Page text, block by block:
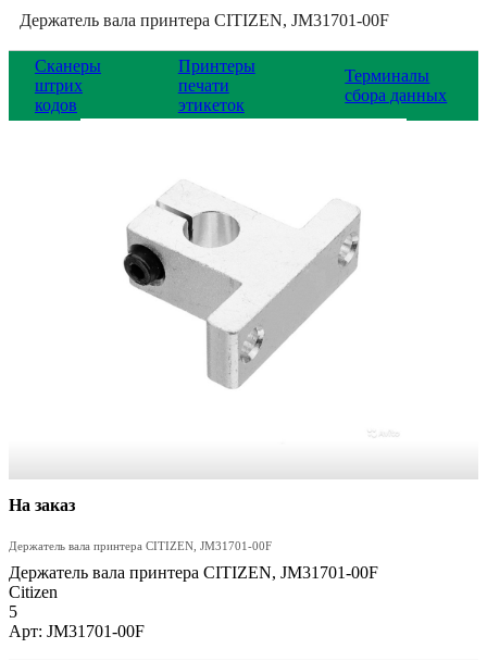
Держатель вала принтера CITIZEN, JM31701-00F
Сканеры
штрих
кодов
Принтеры
печати
этикеток
Терминалы
сбора данных
На заказ
Держатель вала принтера CITIZEN, JM31701-00F
Держатель вала принтера CITIZEN, JM31701-00F
Citizen
5
Арт: JM31701-00F